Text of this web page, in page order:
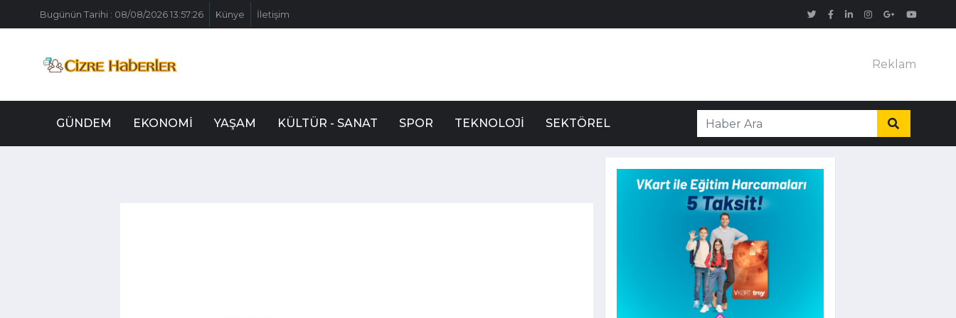
Bugünün Tarihi : 08/08/2026 13:57:26 Künye İletişim
Reklam
GÜNDEM EKONOMI YAŞAM KÜLTÜR - SANAT SPOR TEKNOLOJI SEKTÖREL